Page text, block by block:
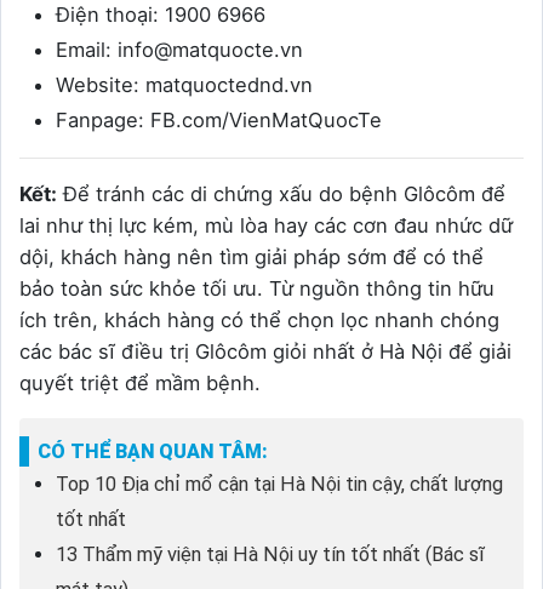
Điện thoại: 1900 6966
Email: info@matquocte.vn
Website: matquoctednd.vn
Fanpage: FB.com/VienMatQuocTe
Kết: Để tránh các di chứng xấu do bệnh Glôcôm để
lai như thị lực kém, mù lòa hay các cơn đau nhức dữ
dội, khách hàng nên tìm giải pháp sớm để có thể
bảo toàn sức khỏe tối ưu. Từ nguồn thông tin hữu
ích trên, khách hàng có thể chọn lọc nhanh chóng
các bác sĩ điều trị Glôcôm giỏi nhất ở Hà Nội để giải
quyết triệt để mầm bệnh.
CÓ THỂ BẠN QUAN TÂM:
Top 10 Địa chỉ mổ cận tại Hà Nội tin cậy, chất lượng
tốt nhất
13 Thẩm mỹ viện tại Hà Nội uy tín tốt nhất (Bác sĩ